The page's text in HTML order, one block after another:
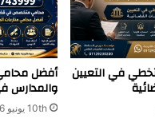
في التعيين أفضل
والمدارس
10th يونيو 2026